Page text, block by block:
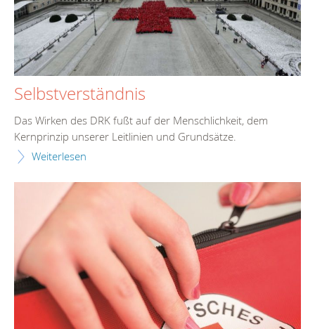
Selbstverständnis
Das Wirken des DRK fußt auf der Menschlichkeit, dem
Kernprinzip unserer Leitlinien und Grundsätze.
Weiterlesen